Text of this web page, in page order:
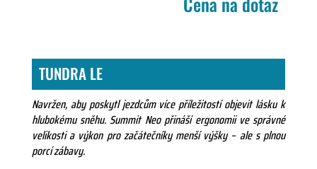
TUNDRA LE
Navržen, aby poskytl jezdcům více příležitostí objevit lásku k
hlubokému sněhu. Summit Neo přináší ergonomii ve správné
velikosti a výkon pro začátečníky menší výšky – ale s plnou
porcí zábavy.